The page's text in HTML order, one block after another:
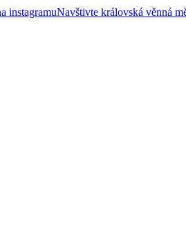
instagramuNavštivte královská věnná